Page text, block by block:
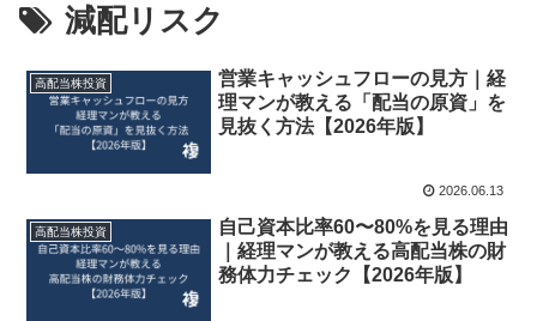
減配リスク
高配当株投資
営業キャッシュフローの見方｜経
理マンが教える「配当の原資」を
見抜く方法【2026年版】
2026.06.13
高配当株投資
自己資本比率60〜80%を見る理由
｜経理マンが教える高配当株の財
務体力チェック【2026年版】